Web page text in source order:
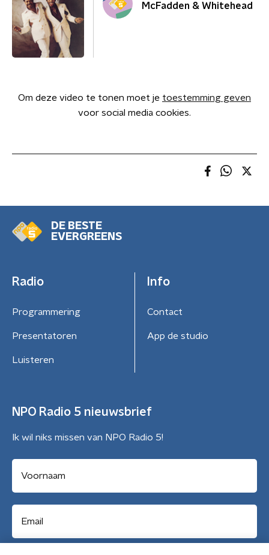
McFadden & Whitehead
Om deze video te tonen moet je toestemming geven
voor social media cookies.
DE BESTE
EVERGREENS
Radio
Programmering
Presentatoren
Luisteren
Info
Contact
App de studio
NPO Radio 5 nieuwsbrief
Ik wil niks missen van NPO Radio 5!